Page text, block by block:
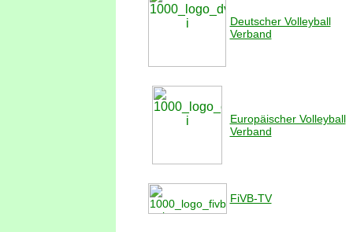
Deutscher Volleyball
Verband
Europäischer Volleyball
Verband
FiVB-TV